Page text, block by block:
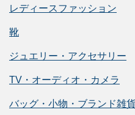
レディースファッション
靴
ジュエリー・アクセサリー
TV・オーディオ・カメラ
バッグ・小物・ブランド雑